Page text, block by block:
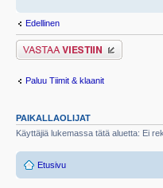
Edellinen
Lähetä vastaus
Paluu Tiimit & klaanit
PAIKALLAOLIJAT
Käyttäjiä lukemassa tätä aluetta: Ei
Etusivu